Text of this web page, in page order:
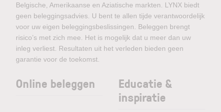
Belgische, Amerikaanse en Aziatische markten. LYNX biedt
geen beleggingsadvies. U bent te allen tijde verantwoordelijk
voor uw eigen beleggingsbeslissingen. Beleggen brengt
risico’s met zich mee. Het is mogelijk dat u meer dan uw
inleg verliest. Resultaten uit het verleden bieden geen
garantie voor de toekomst.
Online beleggen
Educatie &
inspiratie